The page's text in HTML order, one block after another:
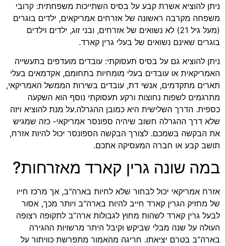
ניתן להוציא אשרת קבע על בסיס השתייכות משפחתית: קרובי
משפחה מקרבה ראשונה של אזרחים אמריקאים, ילדים בוגרים
(מעל גיל 21) לא נשואים של אזרחים, ובני זוג, ילדים וילדים
בוגרים שאינם נשואים של בעלי גרין קארד.
ניתן להוציא גם על בסיס תעסוקתי: עובדים מועדפים בתעשייה
האמריקאית או עובדים בעלי מומחיות בתחומם, אקדמאים בעלי
תארים מתקדמים, אנשי דת, עובדים בשירות הממשל האמריקאי,
מתרגמים לשפות נחוצות ורקע תעסוקתי נוסף הוא השקעה
כספית. הדרך השלישית היא כמובן ההגרלה.על מנת להוציא ויזה
שלא דרך ההגרלה חשוב שיהיה ספונסר אמריקאי- כזה שמגיש
את הבקשה בשמכם. לצורך הבקשה הספונסר יכול להיות אזרח,
תושב קבע או חברה המעסיקה אתכם.
במה שונה גרין קארד מאזרחות?
אזרח אמריקאי יכול לבחור שלא לחיות בארה"ב, אך מרכז חייו
של מחזיק הגרין קארד חייב להיות בארה"ב ויותר מכך, אסור
לבעל גרין קארד לשהות מחוץ לגבולות ארה”ב לתקופה רצופה
העולה על שנה מבלי שביקש וקיבל היתר מרשויות ההגירה
בארה”ב בטרם יציאתו. חריגה מהאמור מתפרשת כוויתור על